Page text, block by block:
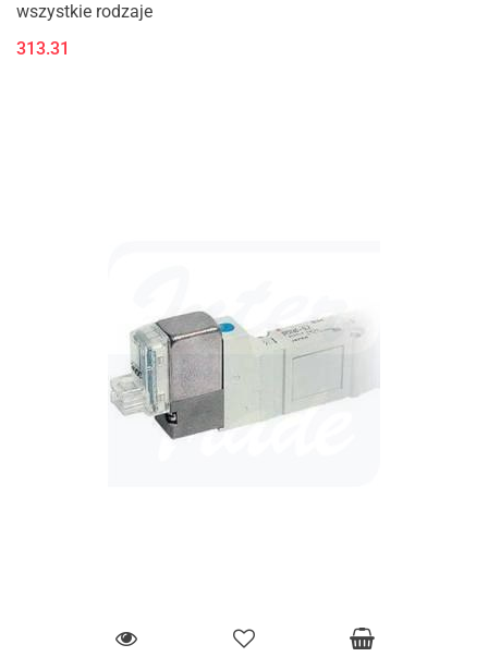
wszystkie rodzaje
313.31